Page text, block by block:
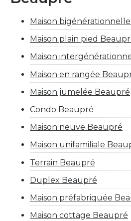
Maison
Maison plain pied
Maison
Maison en rangée
Maison jumelée Beaupré
Condo Beaupré
Maison neuve Beaupré
Maison unifamiliale
Terrain Beaupré
Duplex Beaupré
Maison préfabriquée
Maison cottage Beaupré